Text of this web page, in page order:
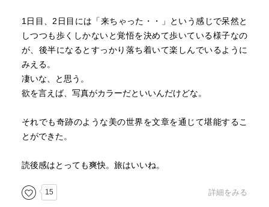
本書では、料理上手な角田さんの描くイタリア料理の数々
も魅力である。トレッキングの合間に体験したアグリツー
リズモ（自給自足の生活をしながら旅人を受け入れる）で
てしまうおおらかなイタリア人にびっくりしたが、ストイ
ックな日本のスローフード活動と違い、ファーストフード
生活がとても印象的だった。
ヨーロッパアルプスとはいかないが、久しぶりに近所の里
1日目、2日目には「来ちゃった・・」という感じで呆然と
しつつも歩くしかないと覚悟を決めて歩いている様子なの
が、後半になるとすっかり落ち着いて楽しんでいるように
みえる。
凄いな、と思う。
欲を言えば、写真がカラーだといいんだけどな。
それでも奇跡のような美の世界を文章を通じて堪能するこ
とができた。
読後感はとっても爽快。旅はいいね。
15 詳細をみる